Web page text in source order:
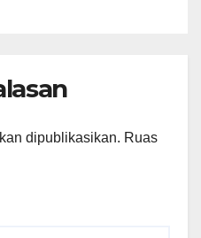
dipublikasikan. Ruas